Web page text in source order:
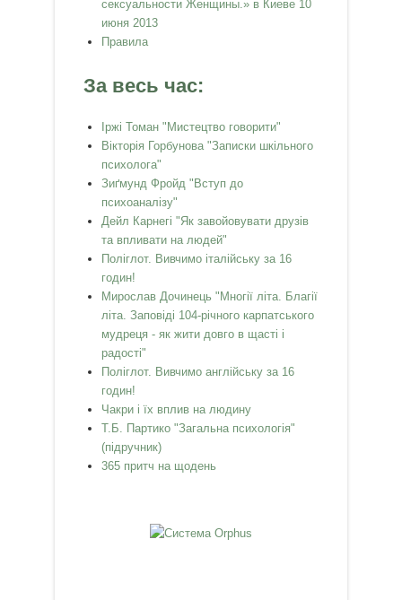
сексуальности Женщины.» в Киеве 10
июня 2013
Правила
За весь час:
Іржі Томан "Мистецтво говорити"
Вікторія Горбунова "Записки шкільного
психолога"
Зиґмунд Фройд "Вступ до
психоаналізу"
Дейл Карнегі "Як завойовувати друзів
та впливати на людей"
Поліглот. Вивчимо італійську за 16
годин!
Мирослав Дочинець "Многії літа. Благії
літа. Заповіді 104-річного карпатського
мудреця - як жити довго в щасті і
радості"
Поліглот. Вивчимо англійську за 16
годин!
Чакри і їх вплив на людину
Т.Б. Партико "Загальна психологія"
(підручник)
365 притч на щодень